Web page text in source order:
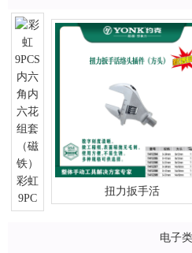
彩虹
9PC
扭力扳手活
电子类